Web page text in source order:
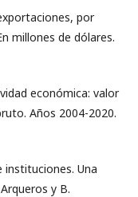
por
millones de dólares.
económica: valor
Años 2004-2020.
instituciones. Una
y B.